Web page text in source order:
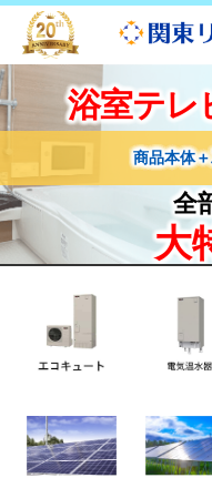
浴室テレ
商品本体
全
大